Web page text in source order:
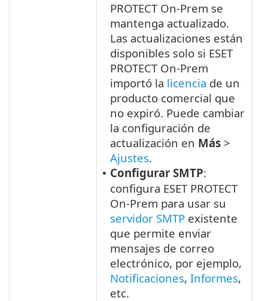
PROTECT On-Prem se
mantenga actualizado.
Las actualizaciones están
disponibles solo si ESET
PROTECT On-Prem
importó la licencia de un
producto comercial que
no expiró. Puede cambiar
la configuración de
actualización en Más >
Ajustes.
• Configurar SMTP:
configura ESET PROTECT
On-Prem para usar su
servidor SMTP existente
que permite enviar
mensajes de correo
electrónico, por ejemplo,
Notificaciones, Informes,
etc.